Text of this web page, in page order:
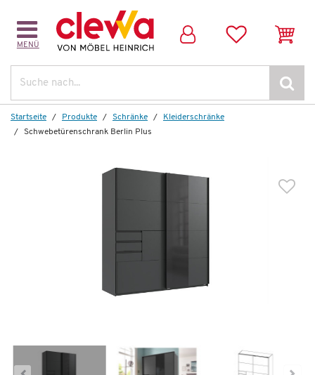
MENÜ
Startseite Produkte Schränke
Kleiderschränke
Schwebetürenschrank Berlin Plus
Dazu empfehlen wir folgendes Zubehör:
Passepartoutrahmen Berlin Plus
79,99 €